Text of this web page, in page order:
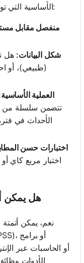
الأساسية التي تولد البيانات. ضع في اعتبارك هذه العوامل:
منفصل مقابل
شكل البيانات: هل
(طبيعي)، أو
العملية
تتضمن سلسلة من
الأحداث في
اختبارات حسن
اختبار مربع كاي
هل يمكن
نعم، يمكن
الأدوات